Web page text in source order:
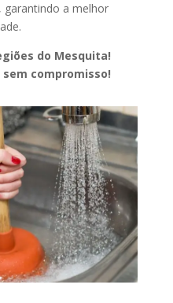
, garantindo a melhor
do Mesquita!
compromisso!